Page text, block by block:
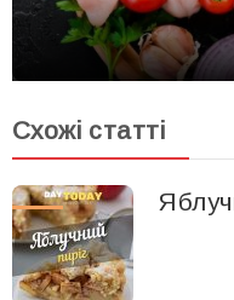
Схожі статті